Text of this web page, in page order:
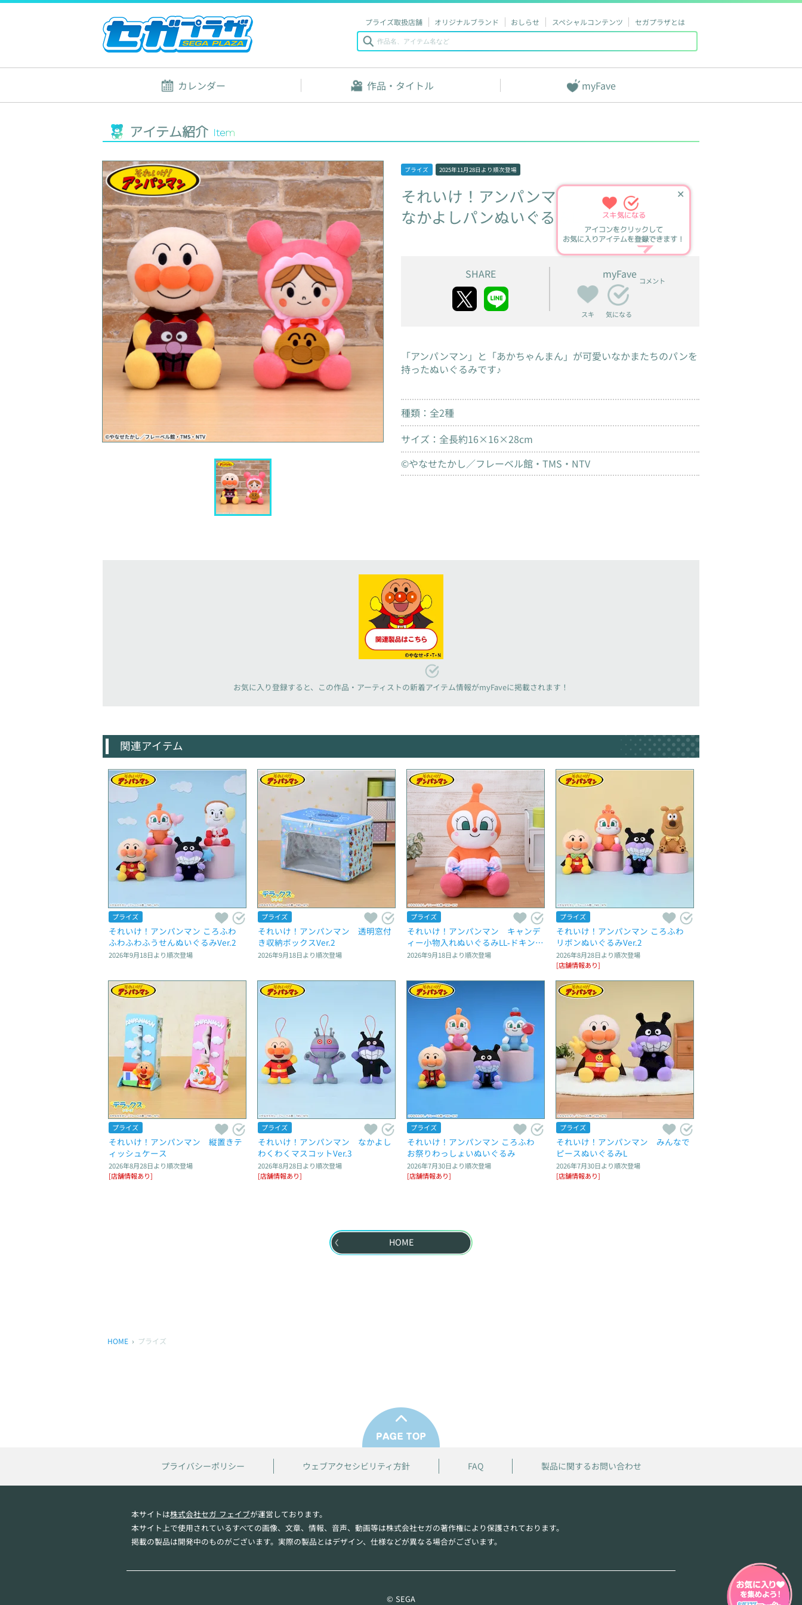
プライズ取扱店舗 オリジナルブランド おしらせ スペシャルコンテンツ セガプラザとは
カレンダー 作品・タイトル myFave
アイテム紹介 Item
プライズ 2025年11月28日 より順次登場
それいけ！アンパンマン
なかよしパンぬいぐるみL
✕
スキ気になる
アイコンをクリックして
お気に入りアイテムを登録できます！
SHARE myFave
スキ 気になる
コメント
「アンパンマン」と「あかちゃんまん」が可愛いなかまたちのパンを
持ったぬいぐるみです♪
種類：全2種
サイズ：全長約16×16×28cm
©やなせたかし／フレーベル館・TMS・NTV
お気に入り登録すると、 この作品・アーティストの新着アイテム情報がmyFaveに掲載されます！
関連アイテム
プライズ
それいけ！アンパンマン ころふわ
ふわふわふうせんぬいぐるみVer.2
2026年9月18日より順次登場
プライズ
それいけ！アンパンマン　透明窓付
き収納ボックスVer.2
2026年9月18日より順次登場
プライズ
それいけ！アンパンマン　キャンデ
ィー小物入れぬいぐるみLL‐ドキンち
ゃん‐
2026年9月18日より順次登場
プライズ
それいけ！アンパンマン ころふわ
リボンぬいぐるみVer.2
2026年8月28日より順次登場
[店舗情報あり]
プライズ
それいけ！アンパンマン　縦置きテ
ィッシュケース
2026年8月28日より順次登場
[店舗情報あり]
プライズ
それいけ！アンパンマン　なかよし
わくわくマスコットVer.3
2026年8月28日より順次登場
[店舗情報あり]
プライズ
それいけ！アンパンマン ころふわ
お祭りわっしょいぬいぐるみ
2026年7月30日より順次登場
[店舗情報あり]
プライズ
それいけ！アンパンマン　みんなで
ピースぬいぐるみL
2026年7月30日より順次登場
[店舗情報あり]
HOME
HOME プライズ
プライバシーポリシー ウェブアクセシビリティ方針 FAQ 製品に関するお問い合わせ
本サイトは株式会社セガ フェイブが運営しております。
本サイト上で使用されているすべての画像、文章、情報、音声、動画等は株式会社セガの著作権により保護されております。
掲載の製品は開発中のものがございます。実際の製品とはデザイン、仕様などが異なる場合がございます。
© SEGA